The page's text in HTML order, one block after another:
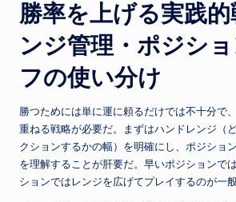
勝率を上げる実践的
ンジ管理・ポジシ
フの使い分け
勝つためには単に運に頼るだけでは不十分で
重ねる戦略が必要だ。まずはハンドレンジ（
クションするかの幅）を明確にし、ポジショ
を理解することが肝要だ。早いポジションで
ションではレンジを広げてプレイするのが一